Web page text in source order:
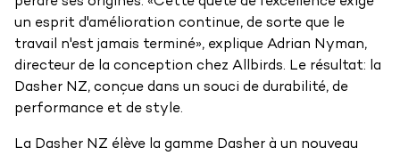
un esprit d'amélioration continue, de sorte que le
travail n'est jamais terminé», explique Adrian Nyman,
directeur de la conception chez Allbirds. Le résultat: la
Dasher NZ, conçue dans un souci de durabilité, de
performance et de style.
La Dasher NZ élève la gamme Dasher à un nouveau